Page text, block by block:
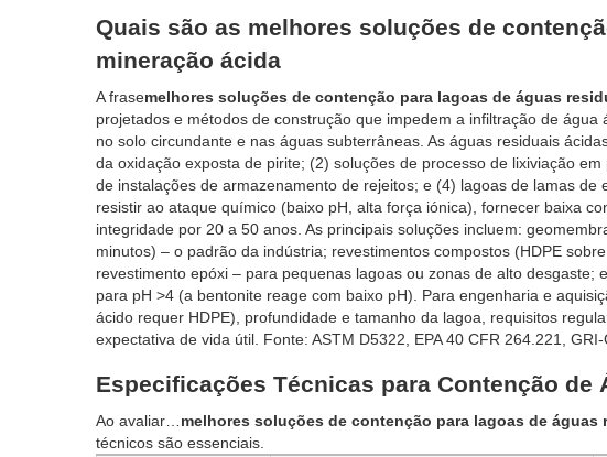
Quais são as melhores soluções de
mineração ácida
A frasemelhores soluções de contenção para lagoas de águas
projetados e métodos de construção que impedem a infiltração de
no solo circundante e nas águas subterrâneas. As águas residuais
da oxidação exposta de pirite; (2) soluções de processo de lixiviação
de instalações de armazenamento de rejeitos; e (4) lagoas de lamas
resistir ao ataque químico (baixo pH, alta força iónica), fornecer baixa
integridade por 20 a 50 anos. As principais soluções incluem:
minutos) – o padrão da indústria; revestimentos compostos (HDPE
revestimento epóxi – para pequenas lagoas ou zonas de alto
para pH >4 (a bentonite reage com baixo pH). Para engenharia e
ácido requer HDPE), profundidade e tamanho da lagoa, requisitos
expectativa de vida útil. Fonte: ASTM D5322, EPA 40 CFR 264.221, GRI-
Especificações Técnicas para Contenção
Ao avaliar… melhores soluções de contenção para lagoas de águas
técnicos são essenciais.